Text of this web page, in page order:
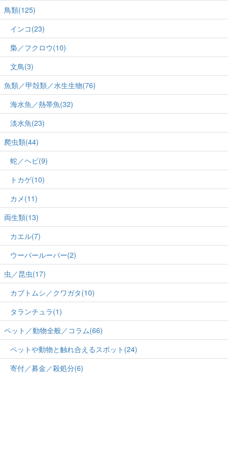
鳥類(125)
インコ(23)
梟／フクロウ(10)
文鳥(3)
魚類／甲殻類／水生生物(76)
海水魚／熱帯魚(32)
淡水魚(23)
爬虫類(44)
蛇／ヘビ(9)
トカゲ(10)
カメ(11)
両生類(13)
カエル(7)
ウーパールーパー(2)
虫／昆虫(17)
カブトムシ／クワガタ(10)
タランチュラ(1)
ペット／動物全般／コラム(66)
ペットや動物と触れ合えるスポット(24)
寄付／募金／殺処分(6)